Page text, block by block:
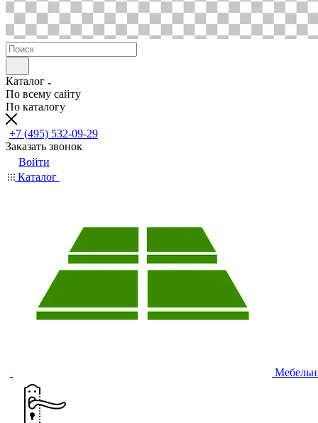
Каталог
По всему сайту
По каталогу
+7 (495) 532-09-29
Заказать звонок
Войти
Каталог